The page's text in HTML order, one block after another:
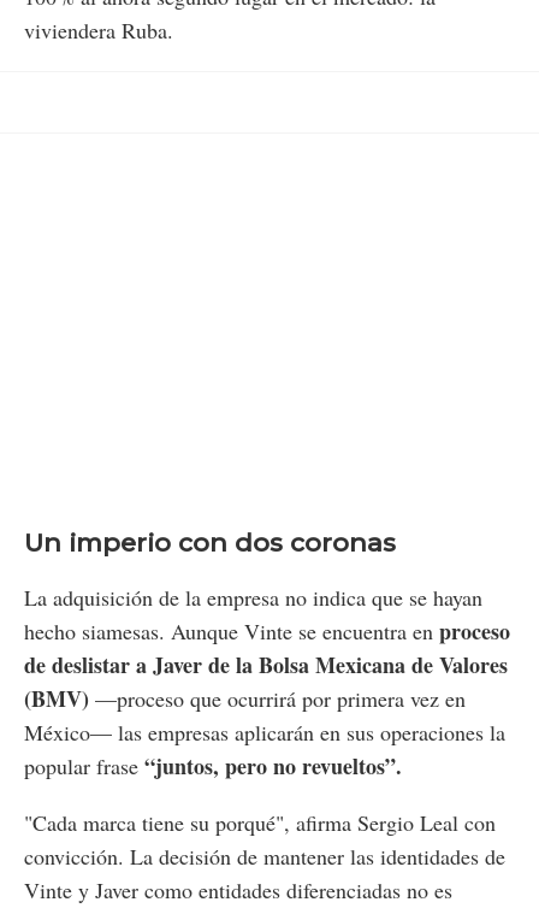
viviendera Ruba.
Un imperio con dos coronas
La adquisición de la empresa no indica que se hayan
hecho siamesas. Aunque Vinte se encuentra en proceso
de deslistar a Javer de la Bolsa Mexicana de Valores
(BMV) —proceso que ocurrirá por primera vez en
México— las empresas aplicarán en sus operaciones la
popular frase “juntos, pero no revueltos”.
"Cada marca tiene su porqué", afirma Sergio Leal con
convicción. La decisión de mantener las identidades de
Vinte y Javer como entidades diferenciadas no es